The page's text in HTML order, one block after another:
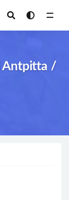
Antpitta /